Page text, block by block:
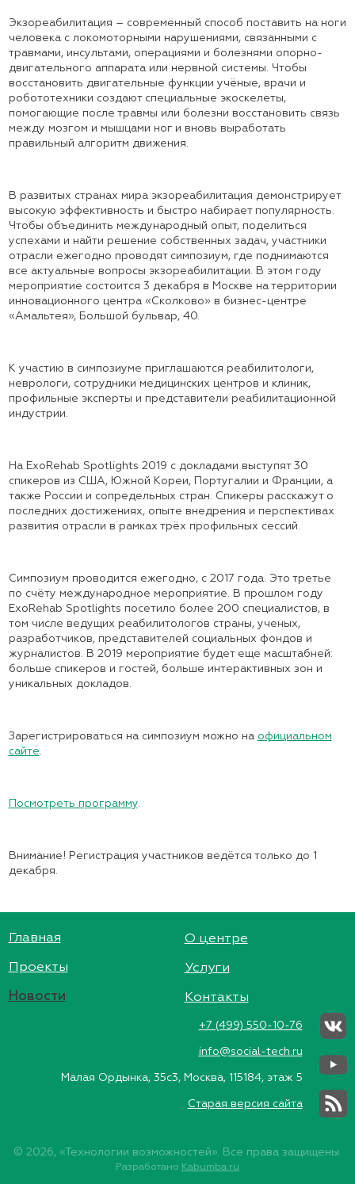
Экзореабилитация – современный способ поставить на ноги
человека с локомоторными нарушениями, связанными с
травмами, инсультами, операциями и болезнями опорно-
двигательного аппарата или нервной системы. Чтобы
восстановить двигательные функции учёные, врачи и
робототехники создают специальные экоскелеты,
помогающие после травмы или болезни восстановить связь
между мозгом и мышцами ног и вновь выработать
правильный алгоритм движения.
В развитых странах мира экзореабилитация демонстрирует
высокую эффективность и быстро набирает популярность.
Чтобы объединить международный опыт, поделиться
успехами и найти решение собственных задач, участники
отрасли ежегодно проводят симпозиум, где поднимаются
все актуальные вопросы экзореабилитации. В этом году
мероприятие состоится 3 декабря в Москве на территории
инновационного центра «Сколково» в бизнес-центре
«Амальтея», Большой бульвар, 40.
К участию в симпозиуме приглашаются реабилитологи,
неврологи, сотрудники медицинских центров и клиник,
профильные эксперты и представители реабилитационной
индустрии.
На ExoRehab Spotlights 2019 с докладами выступят 30
спикеров из США, Южной Кореи, Португалии и Франции, а
также России и сопредельных стран. Спикеры расскажут о
последних достижениях, опыте внедрения и перспективах
развития отрасли в рамках трёх профильных сессий.
Симпозиум проводится ежегодно, с 2017 года. Это третье
по счёту международное мероприятие. В прошлом году
ExoRehab Spotlights посетило более 200 специалистов, в
том числе ведущих реабилитологов страны, ученых,
разработчиков, представителей социальных фондов и
журналистов. В 2019 мероприятие будет еще масштабней:
больше спикеров и гостей, больше интерактивных зон и
уникальных докладов.
Зарегистрироваться на симпозиум можно на официальном
сайте.
Посмотреть программу.
Внимание! Регистрация участников ведётся только до 1
декабря.
Главная
Проекты
Новости
О центре
Услуги
Контакты
+7 (499) 550-10-76
info@social-tech.ru
Малая Ордынка, 35с3, Москва, 115184, этаж 5
Старая версия сайта
© 2026, «Технологии возможностей». Все права защищены.
Разработано Kabumba.ru